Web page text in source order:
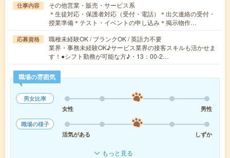
仕事内容
その他営業・販売・サービス系
＊生徒対応・保護者対応（受付・電話）＊出欠連絡の受付・
授業準備＊テスト・イベントの申し込み＊掲示物作…
応募資格
職種未経験OK / ブランクOK / 英語力不要
業界・事務未経験OK♪サービス業界の接客スキルも活かせま
す！●シフト勤務が可能な方♪・13：00-2…
職場の雰囲気
男女比率
女性
男性
職場の様子
活気がある
しずか
もっと見る